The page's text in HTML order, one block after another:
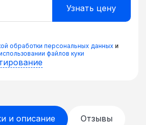
обработки персональных данных и
файлов куки
и описание Отзывы